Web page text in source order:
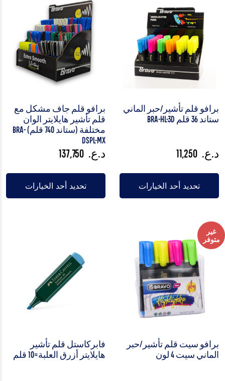
برافو قلم تأشير/حبر الماني
ستاند 36 قلم BRA-HL-3D
د.ع.
تحديد أحد الخيارات
برافو قلم جاف مشكل مع
قلم تأشير هايلايتر الوان
مختلفة (ستاند 740 قلم) BRA-
DSPL-MX
د.ع.
تحديد أحد الخيارات
غير
متوفر
برافو سيت قلم تأشير/حبر
الماني سيت 4 لون
فابركاستل قلم تأشير
هايلايتر أزرق العلبة=10 قلم